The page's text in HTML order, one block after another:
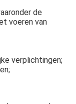
de
voeren van
verplichtingen;